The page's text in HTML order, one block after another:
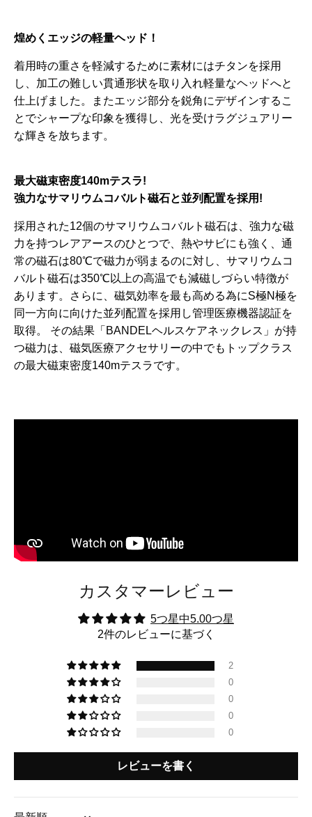
煌めくエッジの軽量ヘッド！
着用時の重さを軽減するために素材にはチタンを採用
し、加工の難しい貫通形状を取り入れ軽量なヘッドへと
仕上げました。またエッジ部分を鋭角にデザインするこ
とでシャープな印象を獲得し、光を受けラグジュアリー
な輝きを放ちます。
最大磁束密度140mテスラ!
強力なサマリウムコバルト磁石と並列配置を採用!
採用された12個のサマリウムコバルト磁石は、強力な磁
力を持つレアアースのひとつで、熱やサビにも強く、通
常の磁石は80℃で磁力が弱まるのに対し、サマリウムコ
バルト磁石は350℃以上の高温でも減磁しづらい特徴が
あります。さらに、磁気効率を最も高める為にS極N極を
同一方向に向けた並列配置を採用し管理医療機器認証を
取得。 その結果「BANDELヘルスケアネックレス」が持
つ磁力は、磁気医療アクセサリーの中でもトップクラス
の最大磁束密度140mテスラです。
カスタマーレビュー
5つ星中5.00つ星
2件のレビューに基づく
2
0
0
0
0
レビューを書く